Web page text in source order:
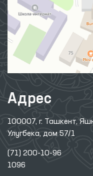
Адрес
100007, г. Ташкент,
Улугбека, дом 57/1
(71) 200-10-96
1096